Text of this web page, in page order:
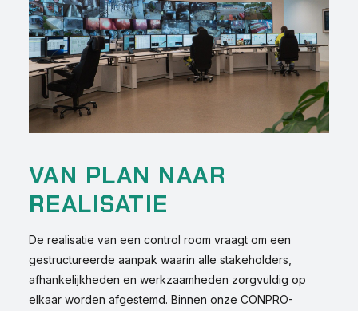
VAN PLAN NAAR
REALISATIE
De realisatie van een control room vraagt om een
gestructureerde aanpak waarin alle stakeholders,
afhankelijkheden en werkzaamheden zorgvuldig op
elkaar worden afgestemd. Binnen onze CONPRO-